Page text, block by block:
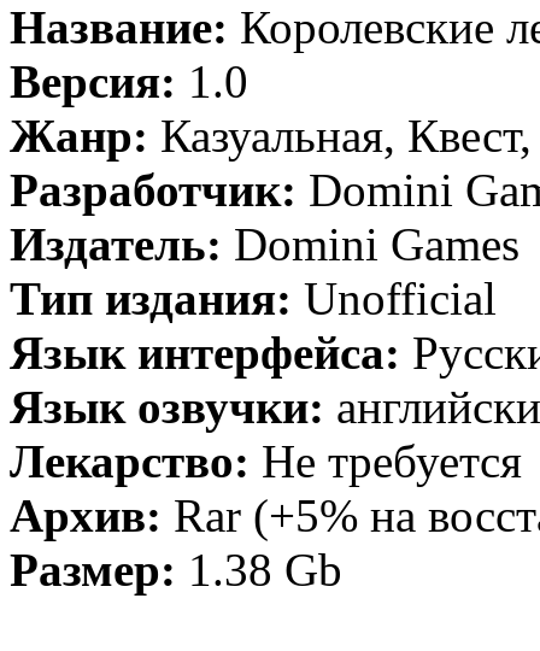
Название: Королевские
Версия: 1.0
Жанр: Казуальная,
Разработчик: Domini
Издатель: Domini Games
Тип издания: Unofficial
Язык интерфейса:
Язык озвучки:
Лекарство: Не требуется
Архив: Rar (+5% на
Размер: 1.38 Gb